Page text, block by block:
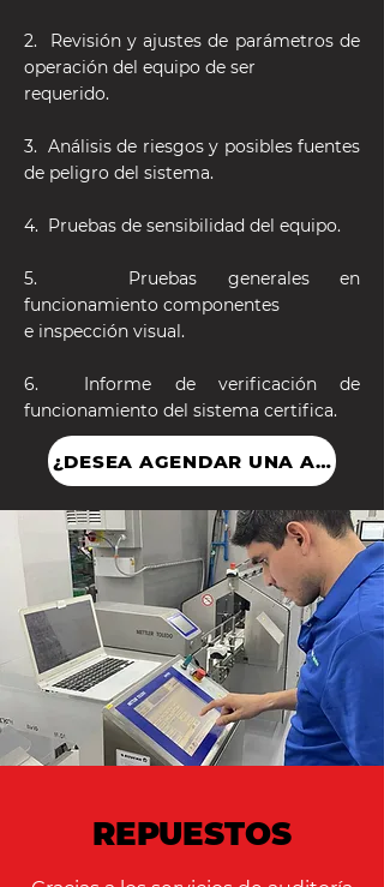
2. ⁠ Revisión y ajustes de parámetros de
operación del equipo de ser
requerido.
3. ⁠ Análisis de riesgos y posibles fuentes
de peligro del sistema.
4. ⁠ Pruebas de sensibilidad del equipo.
5. Pruebas generales en
funcionamiento componentes
e inspección visual.
6. ⁠ Informe de verificación de
funcionamiento del sistema certifica.
¿DESEA AGENDAR UNA
REPUESTOS